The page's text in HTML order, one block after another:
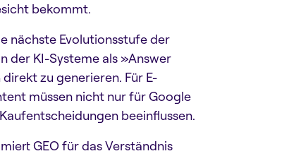
bekommt.
nächste Evolutionsstufe der
der KI-Systeme als »Answer
zu generieren. Für E-
müssen nicht nur für Google
beeinflussen.
GEO für das Verständnis